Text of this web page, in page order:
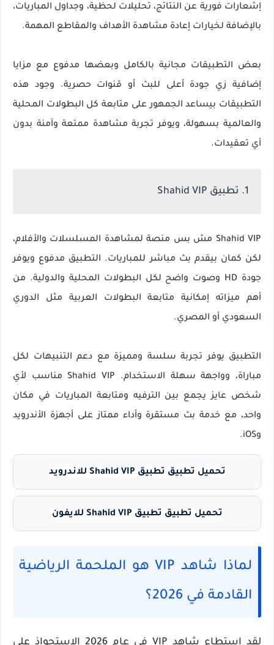
إشعارات فورية عن النتائج، تحليلات لحظية، وجداول المباريات،
بالإضافة لخيارات إعادة مشاهدة الأهداف والمقاطع المهمة.
بعض التطبيقات مجانية بالكامل وبعضها مدفوع مع مزايا
إضافية زي جودة أعلى للبث أو قنوات حصرية. وجود هذه
التطبيقات بيساعد الجمهور على متابعة كل البطولات المحلية
والعالمية بسهولة، ويوفر تجربة مشاهدة ممتعة وآمنة بدون
أي تعقيدات.
Shahid VIP مش بس منصة لمشاهدة المسلسلات والأفلام،
لكن كمان بيقدم بث مباشر للمباريات. التطبيق مدفوع ويوفر
جودة HD وصوت واضح لكل البطولات المحلية والدولية. من
أهم ميزاته إمكانية متابعة البطولات العربية مثل الدوري
السعودي أو المصري.
التطبيق يوفر تجربة سلسة ومميزة مع دعم التنبيهات لكل
مباراة، وواجهة سهلة الاستخدام. Shahid VIP مناسب لأي
شخص عايز يجمع بين الترفيه ومتابعة المباريات في مكان
واحد، مع خدمة بث مستقرة وأداء ممتاز على أجهزة الأندرويد
تحميل تطبيق تطبيق Shahid VIP للاندرويد
تحميل تطبيق تطبيق Shahid VIP للايفون
لماذا شاهد VIP هو الملحمة الرياضية
القادمة في 2026؟
لقد استطاعشاهد VIP في عام2026الاستحواذ على